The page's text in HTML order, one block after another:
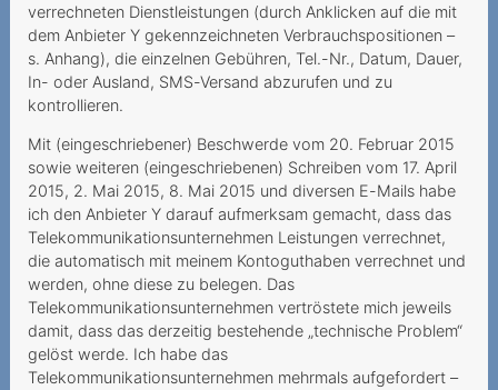
verrechneten Dienstleistungen (durch Anklicken auf die mit
dem Anbieter Y gekennzeichneten Verbrauchspositionen –
s. Anhang), die einzelnen Gebühren, Tel.-Nr., Datum, Dauer,
In- oder Ausland, SMS-Versand abzurufen und zu
kontrollieren.
Mit (eingeschriebener) Beschwerde vom 20. Februar 2015
sowie weiteren (eingeschriebenen) Schreiben vom 17. April
2015, 2. Mai 2015, 8. Mai 2015 und diversen E-Mails habe
ich den Anbieter Y darauf aufmerksam gemacht, dass das
Telekommunikationsunternehmen Leistungen verrechnet,
die automatisch mit meinem Kontoguthaben verrechnet und
werden, ohne diese zu belegen. Das
Telekommunikationsunternehmen vertröstete mich jeweils
damit, dass das derzeitig bestehende „technische Problem“
gelöst werde. Ich habe das
Telekommunikationsunternehmen mehrmals aufgefordert –
Haftung bei
Paketzusendung
Rechnungsdetails
Rückzahlung einer
Sicherheitsleistung
Vertragsverweigerung
wegen fehlender Bonität
Mehrwertdienstanbieter
missachtet gesetzliche
Vorgaben